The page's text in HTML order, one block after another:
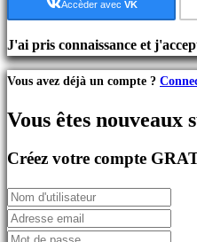
Stratégie
Jeux
d'Aventure
Jeux
Jeux
RPG
de
Sport
Jeux
Accèder avec VK
J'ai pris connaissance et
Vous avez déjà un compte ?
Vous êtes nouveaux
Créez votre compte